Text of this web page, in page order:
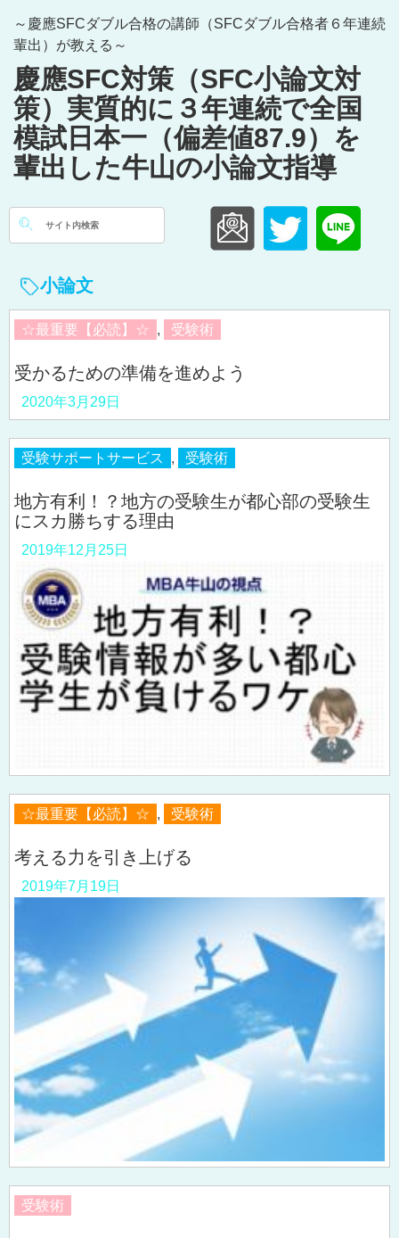
content
～慶應SFCダブル合格の講師（SFCダブル合格者６年連続
輩出）が教える～
慶應SFC対策（SFC小論文対
策）実質的に３年連続で全国
模試日本一（偏差値87.9）を
輩出した牛山の小論文指導
検
索:
小論文
☆最重要【必読】☆ , 受験術
受かるための準備を進めよう
2020年3月29日
受験サポートサービス , 受験術
地方有利！？地方の受験生が都心部の受験生
にスカ勝ちする理由
2019年12月25日
☆最重要【必読】☆ , 受験術
考える力を引き上げる
2019年7月19日
受験術